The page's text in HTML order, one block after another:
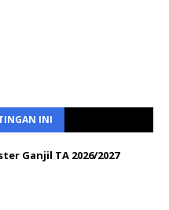
INI
Ganjil TA 2026/2027